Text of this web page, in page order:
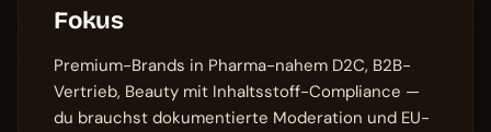
Fokus
Premium-Brands in Pharma-nahem D2C, B2B-
Vertrieb, Beauty mit Inhaltsstoff-Compliance —
du brauchst dokumentierte Moderation und EU-